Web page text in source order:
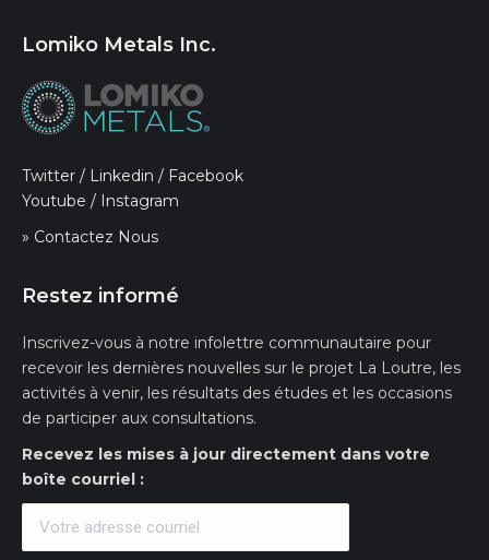
Lomiko Metals Inc.
Twitter / Linkedin / Facebook
Youtube / Instagram
» Contactez Nous
Restez informé
Inscrivez-vous à notre infolettre communautaire pour
recevoir les dernières nouvelles sur le projet La Loutre, les
activités à venir, les résultats des études et les occasions
de participer aux consultations.
Recevez les mises à jour directement dans votre
boîte courriel :